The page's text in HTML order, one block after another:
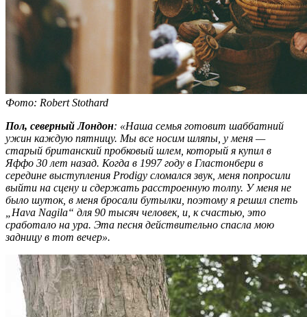
Фото: Robert Stothard
Пол, северный Лондон: «Наша семья готовит шаббатний
ужин каждую пятницу. Мы все носим шляпы, у меня —
старый британский пробковый шлем, который я купил в
Яффо 30 лет назад. Когда в 1997 году в Гластонбери в
середине выступления Prodigy сломался звук, меня попросили
выйти на сцену и сдержать расстроенную толпу. У меня не
было шуток, в меня бросали бутылки, поэтому я решил спеть
„Hava Nagila“ для 90 тысяч человек, и, к счастью, это
сработало на ура. Эта песня действительно спасла мою
задницу в тот вечер».